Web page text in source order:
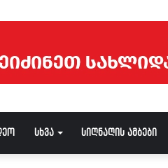
სხვა სიღნაღის ამბები